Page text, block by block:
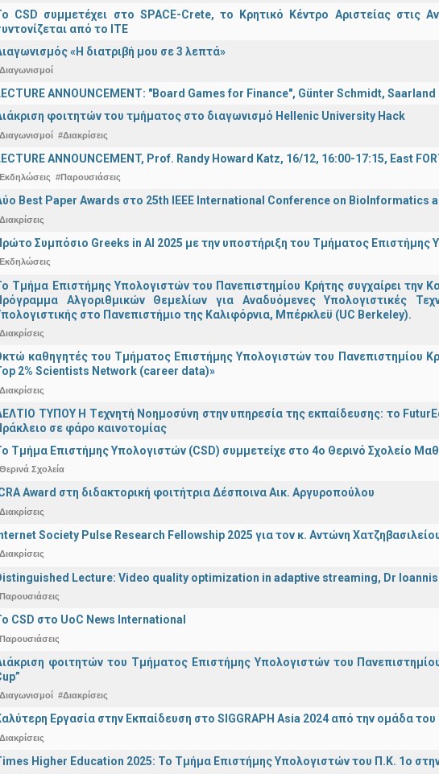
CSD συμμετέχει στο SPACE-Crete, το Κρητικό Κέντρο Αριστείας στις
από το ΙΤΕ
«Η διατριβή μου σε 3 λεπτά»
ANNOUNCEMENT: "Board Games for Finance", Günter Schmidt,
φοιτητών του τμήματος στο διαγωνισμό Hellenic University Hack
#Διακρίσεις
ANNOUNCEMENT, Prof. Randy Howard Katz, 16/12, 16:00-17:15, East
#Παρουσιάσεις
Best Paper Awards στο 25th IEEE International Conference on BioInformatics
Συμπόσιο Greeks in AI 2025 με την υποστήριξη του Τμήματος Επιστήμης
Τμήμα Επιστήμης Υπολογιστών του Πανεπιστημίου Κρήτης συγχαίρει την
Αλγοριθμικών Θεμελίων για Αναδυόμενες Υπολογιστικές
στο Πανεπιστήμιο της Καλιφόρνια, Μπέρκλεϋ (UC Berkeley).
καθηγητές του Τμήματος Επιστήμης Υπολογιστών του Πανεπιστημίου
2% Scientists Network (career data)»
ΤΥΠΟΥ H Tεχνητή Νοημοσύνη στην υπηρεσία της εκπαίδευσης: το
σε φάρο καινοτομίας
Τμήμα Επιστήμης Υπολογιστών (CSD) συμμετείχε στο 4ο Θερινό Σχολείο
Σχολεία
Award στη διδακτορική φοιτήτρια Δέσποινα Αικ. Αργυροπούλου
Society Pulse Research Fellowship 2025 για τον κ. Αντώνη
Lecture: Video quality optimization in adaptive streaming, Dr
CSD στο UoC News International
φοιτητών του Τμήματος Επιστήμης Υπολογιστών του
#Διακρίσεις
Εργασία στην Εκπαίδευση στο SIGGRAPH Asia 2024 από την ομάδα
Higher Education 2025: Το Τμήμα Επιστήμης Υπολογιστών του Π.Κ. 1ο